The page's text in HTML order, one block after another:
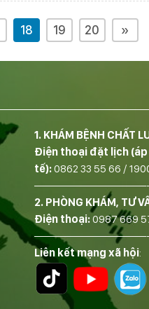
18 19 20 »
1. KHÁM BỆNH CHẤT
Điện thoại đặt lịch
tế):0862 33 55 66 /
2. PHÒNG KHÁM, TƯ
Điện thoại:0987 669
Liên kết mạng xã hội: